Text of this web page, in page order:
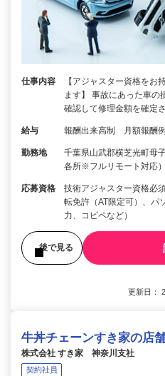
仕事内容
【アジャスター資格をお
ます】 事故にあった車の
確認して修理金額を確定
給与 報酬出来高制 月額報酬
勤務地
千葉県山武郡横芝光町母
各所※フルリモート対応）
応募資格
技術アジャスター資格必
転免許（AT限定可）、パ
力、コピペなど）
後で見る
更新日：
牛丼チェーンすき家の店
株式会社 すき家 神奈川支社
契約社員